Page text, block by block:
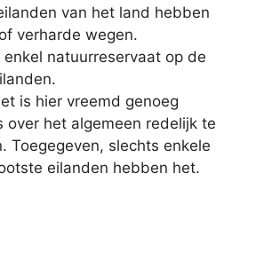
van het land hebben
verharde wegen.
enkel natuurreservaat op de
is hier vreemd genoeg
over het algemeen redelijk te
Toegegeven, slechts enkele
eilanden hebben het.